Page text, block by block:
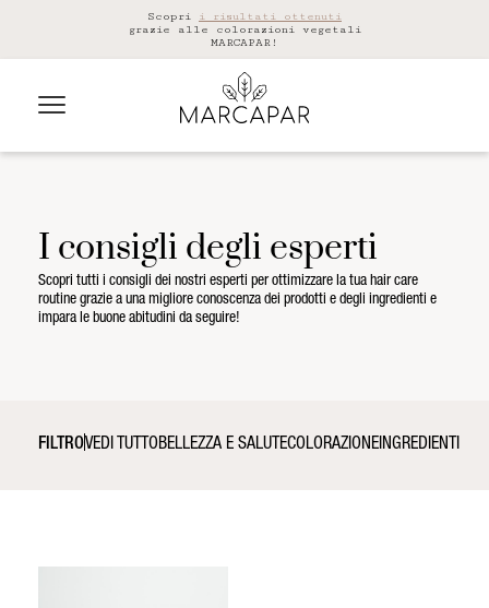
Scopri i risultati ottenuti
grazie alle colorazioni vegetali
MARCAPAR!
I consigli degli esperti
Scopri tutti i consigli dei nostri esperti per ottimizzare la tua hair care
routine grazie a una migliore conoscenza dei prodotti e degli ingredienti e
impara le buone abitudini da seguire!
FILTROVEDI TUTTOBELLEZZA E SALUTECOLORAZIONEINGREDIENTI